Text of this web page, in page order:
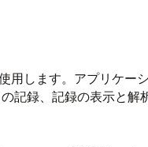
します。アプリケー
記録、記録の表示と解